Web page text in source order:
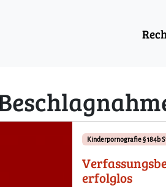
Kinderpornografie § 184b
erfolglos